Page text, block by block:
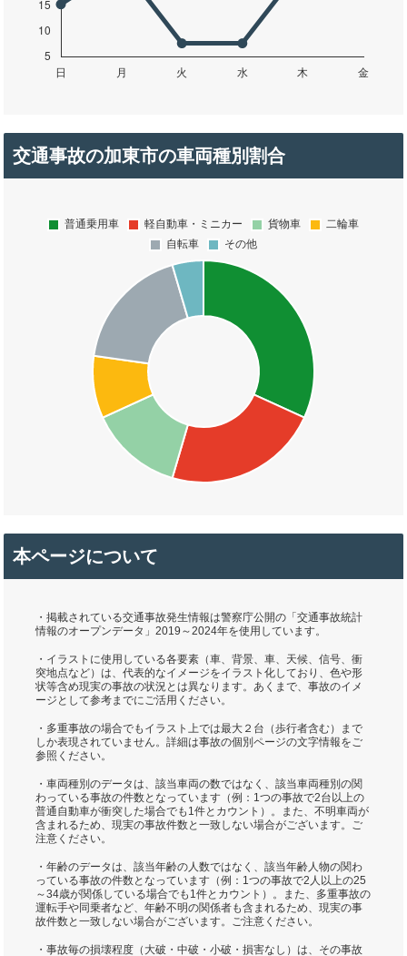
交通事故の加東市の車両種別割合
本ページについて
・掲載されている交通事故発生情報は警察庁公開の「交通事故統計
情報のオープンデータ」2019～2024年を使用しています。
・イラストに使用している各要素（車、背景、車、天候、信号、衝
突地点など）は、代表的なイメージをイラスト化しており、色や形
状等含め現実の事故の状況とは異なります。あくまで、事故のイメ
ージとして参考までにご活用ください。
・多重事故の場合でもイラスト上では最大２台（歩行者含む）まで
しか表現されていません。詳細は事故の個別ページの文字情報をご
参照ください。
・車両種別のデータは、該当車両の数ではなく、該当車両種別の関
わっている事故の件数となっています（例：1つの事故で2台以上の
普通自動車が衝突した場合でも1件とカウント）。また、不明車両が
含まれるため、現実の事故件数と一致しない場合がございます。ご
注意ください。
・年齢のデータは、該当年齢の人数ではなく、該当年齢人物の関わ
っている事故の件数となっています（例：1つの事故で2人以上の25
～34歳が関係している場合でも1件とカウント）。また、多重事故の
運転手や同乗者など、年齢不明の関係者も含まれるため、現実の事
故件数と一致しない場合がございます。ご注意ください。
・事故毎の損壊程度（大破・中破・小破・損害なし）は、その事故